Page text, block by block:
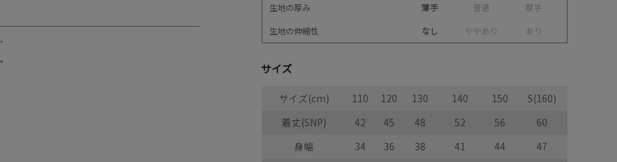
生地の厚み
薄手 普通 厚手
生地の伸縮性
なし ややあ り あ り
サイズ
サイズ(cm) 110 120 130 140 150
S(160)
着丈(SNP)
42 45 48 52 56
60
身幅
34 36 38 41 44
47